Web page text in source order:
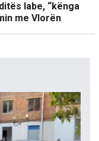
labe, “kënga
me Vlorën